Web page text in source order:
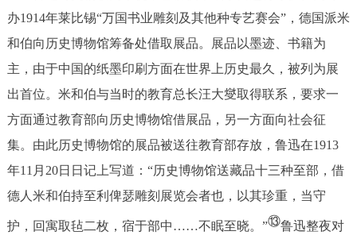
办1914年莱比锡“万国书业雕刻及其他种专艺赛会”，德国派米
和伯向历史博物馆筹备处借取展品。展品以墨迹、书籍为
主，由于中国的纸墨印刷方面在世界上历史最久，被列为展
出首位。米和伯与当时的教育总长汪大燮取得联系，要求一
方面通过教育部向历史博物馆借展品，另一方面向社会征
集。由此历史博物馆的展品被送往教育部存放，鲁迅在1913
年11月20日日记上写道：“历史博物馆送藏品十三种至部，借
德人米和伯持至利俾瑟雕刻展览会者也，以其珍重，当守
护，回寓取毡二枚，宿于部中……不眠至晓。”⑬鲁迅整夜对